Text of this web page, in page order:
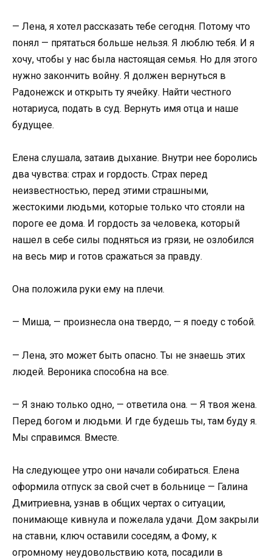
— Лена, я хотел рассказать тебе сегодня. Потому что
понял — прятаться больше нельзя. Я люблю тебя. И я
хочу, чтобы у нас была настоящая семья. Но для этого
нужно закончить войну. Я должен вернуться в
Радонежск и открыть ту ячейку. Найти честного
нотариуса, подать в суд. Вернуть имя отца и наше
будущее.
Елена слушала, затаив дыхание. Внутри нее боролись
два чувства: страх и гордость. Страх перед
неизвестностью, перед этими страшными,
жестокими людьми, которые только что стояли на
пороге ее дома. И гордость за человека, который
нашел в себе силы подняться из грязи, не озлобился
на весь мир и готов сражаться за правду.
Она положила руки ему на плечи.
— Миша, — произнесла она твердо, — я поеду с тобой.
— Лена, это может быть опасно. Ты не знаешь этих
людей. Вероника способна на все.
— Я знаю только одно, — ответила она. — Я твоя жена.
Перед богом и людьми. И где будешь ты, там буду я.
Мы справимся. Вместе.
На следующее утро они начали собираться. Елена
оформила отпуск за свой счет в больнице — Галина
Дмитриевна, узнав в общих чертах о ситуации,
понимающе кивнула и пожелала удачи. Дом закрыли
на ставни, ключ оставили соседям, а Фому, к
огромному неудовольствию кота, посадили в